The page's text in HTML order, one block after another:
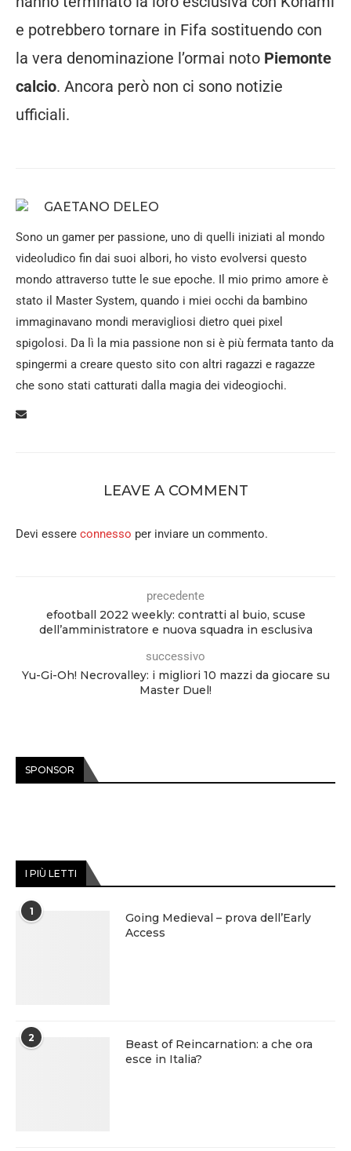
e potrebbero tornare in Fifa sostituendo con
la vera denominazione l’ormai noto Piemonte
calcio. Ancora però non ci sono notizie
ufficiali.
GAETANO DELEO
Sono un gamer per passione, uno di quelli iniziati al mondo
videoludico fin dai suoi albori, ho visto evolversi questo
mondo attraverso tutte le sue epoche. Il mio primo amore è
stato il Master System, quando i miei occhi da bambino
immaginavano mondi meravigliosi dietro quei pixel
spigolosi. Da lì la mia passione non si è più fermata tanto da
spingermi a creare questo sito con altri ragazzi e ragazze
che sono stati catturati dalla magia dei videogiochi.
LEAVE A COMMENT
Devi essere connesso per inviare un commento.
precedente
efootball 2022 weekly: contratti al buio, scuse
dell’amministratore e nuova squadra in esclusiva
successivo
Yu-Gi-Oh! Necrovalley: i migliori 10 mazzi da giocare su
Master Duel!
SPONSOR
I PIÙ LETTI
1
Going Medieval – prova dell’Early
Access
2
Beast of Reincarnation: a che ora
esce in Italia?